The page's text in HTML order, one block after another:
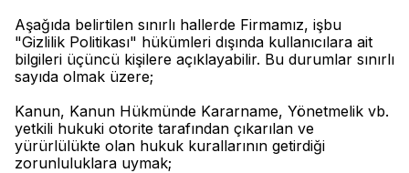
Aşağıda belirtilen sınırlı hallerde Firmamız, işbu
"Gizlilik Politikası" hükümleri dışında kullanıcılara ait
bilgileri üçüncü kişilere açıklayabilir. Bu durumlar sınırlı
sayıda olmak üzere;
Kanun, Kanun Hükmünde Kararname, Yönetmelik vb.
yetkili hukuki otorite tarafından çıkarılan ve
yürürlülükte olan hukuk kurallarının getirdiği
zorunluluklara uymak;